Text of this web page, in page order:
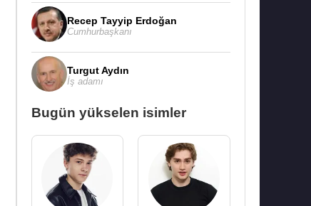
Recep Tayyip Erdoğan
Cumhurbaşkanı
Turgut Aydın
İş adamı
Bugün yükselen isimler